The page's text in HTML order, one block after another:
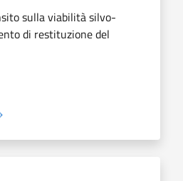
sulla viabilità silvo-
di restituzione del